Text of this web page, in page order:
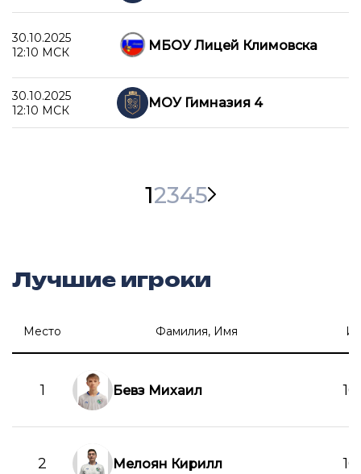
30.10.2025
12:10 МСК
МБОУ Лицей Климовска
30.10.2025
12:10 МСК
МОУ Гимназия 4
12345
Лучшие игроки
Место Фамилия, Имя И
1 Бевз Михаил 16
2 Мелоян Кирилл 16